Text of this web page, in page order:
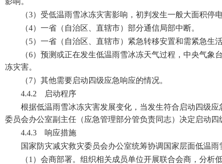
（3）受低温雨雪冰冻灾害影响，初判发生一般大面积停
（4）一省（自治区、直辖市）部分通信局部中断。
（5）一省（自治区、直辖市）紧急转移安置和需紧急生
（6）预测或正在发生低温雨雪冰冻天气过程，中央气
冻灾害。
（7）其他需要启动四级应急响应的情况。
4.4.2 启动程序
根据低温雨雪冰冻灾害发展变化，当发生符合启动四级
委员会办公室副主任（应急管理部分管负责同志）决定启动
4.4.3 响应措施
国家防灾减灾救灾委员会办公室统筹协调国家层面低温
（1）会商部署。组织相关成员单位开展联合会商，分